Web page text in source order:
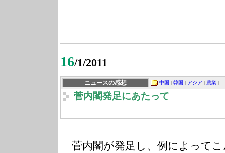
16/1/2011
ニュースの感想 中国 韓国 アジア 農業
菅内閣発足にあたって
菅内閣が発足し、例によって